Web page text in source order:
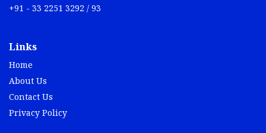
+91 - 33 2251 3292 / 93
Links
Home
About Us
Contact Us
Privacy Policy